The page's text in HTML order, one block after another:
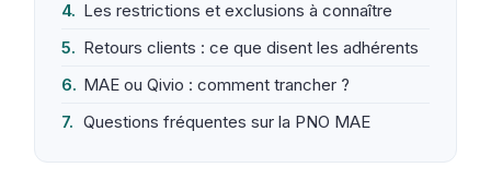
Les restrictions et exclusions à connaître
Retours clients : ce que disent les adhérents
MAE ou Qivio : comment trancher ?
Questions fréquentes sur la PNO MAE